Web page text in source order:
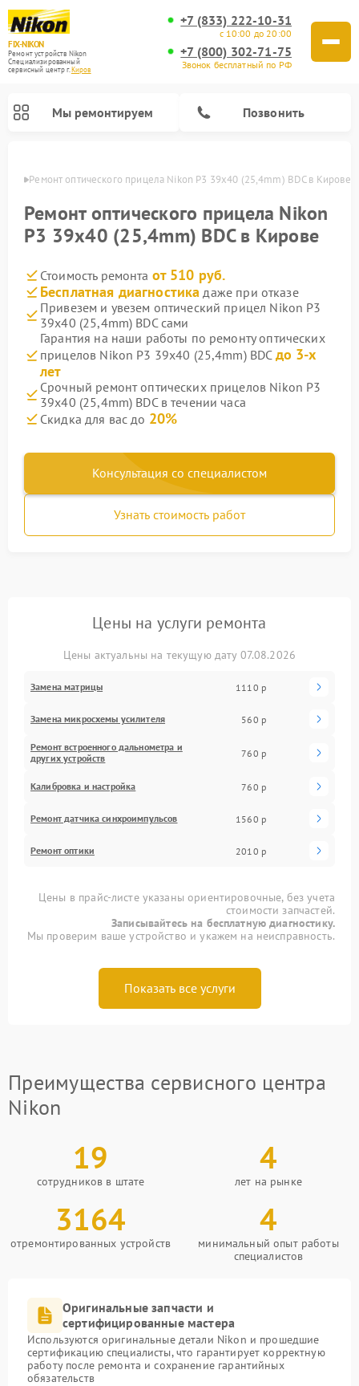
FIX-NIKON
Ремонт устройств Nikon
Специализированный
cервисный центр г.Киров
+7 (833) 222-10-31
с 10:00 до 20:00
+7 (800) 302-71-75
Звонок бесплатный по РФ
Мы ремонтируем Позвонить
Ремонт оптического прицела Nikon P3 39x40 (25,4mm) BDC в Кирове
Ремонт оптического прицела Nikon
P3 39x40 (25,4mm) BDC в Кирове
Стоимость ремонта от 510 руб.
Бесплатная диагностика даже при отказе
Привезем и увезем оптический прицел Nikon P3
39x40 (25,4mm) BDC сами
Гарантия на наши работы по ремонту оптических
прицелов Nikon P3 39x40 (25,4mm) BDC до 3-х
лет
Срочный ремонт оптических прицелов Nikon P3
39x40 (25,4mm) BDC в течении часа
Скидка для вас до 20%
Консультация со специалистом
Узнать стоимость работ
Цены на услуги ремонта
Цены актуальны на текущую дату 07.08.2026
Замена матрицы 1110 р
Замена микросхемы усилителя 560 р
Ремонт встроенного дальнометра и
других устройств
760 р
Калибровка и настройка 760 р
Ремонт датчика синхроимпульсов 1560 р
Ремонт оптики 2010 р
Цены в прайс-листе указаны ориентировочные, без учета
стоимости запчастей.
Записывайтесь на бесплатную диагностику.
Мы проверим ваше устройство и укажем на неисправность.
Показать все услуги
Преимущества сервисного центра
Nikon
19
сотрудников в штате
4
лет на рынке
3164
отремонтированных устройств
4
минимальный опыт работы
специалистов
Оригинальные запчасти и
сертифицированные мастера
Используются оригинальные детали Nikon и прошедшие
сертификацию специалисты, что гарантирует корректную
работу после ремонта и сохранение гарантийных
обязательств